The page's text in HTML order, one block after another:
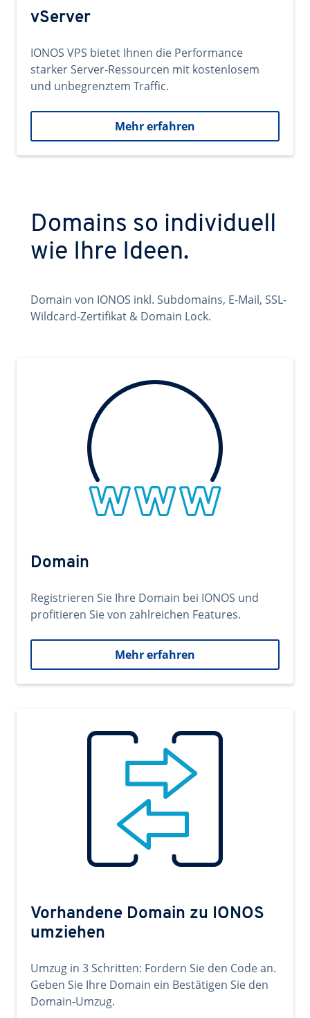
vServer
IONOS VPS bietet Ihnen die Performance
starker Server-Ressourcen mit kostenlosem
und unbegrenztem Traffic.
Mehr erfahren
Domains so individuell
wie Ihre Ideen.
Domain von IONOS inkl. Subdomains, E-Mail, SSL-
Wildcard-Zertifikat & Domain Lock.
Domain
Registrieren Sie Ihre Domain bei IONOS und
profitieren Sie von zahlreichen Features.
Mehr erfahren
Vorhandene Domain zu IONOS
umziehen
Umzug in 3 Schritten: Fordern Sie den Code an.
Geben Sie Ihre Domain ein Bestätigen Sie den
Domain-Umzug.